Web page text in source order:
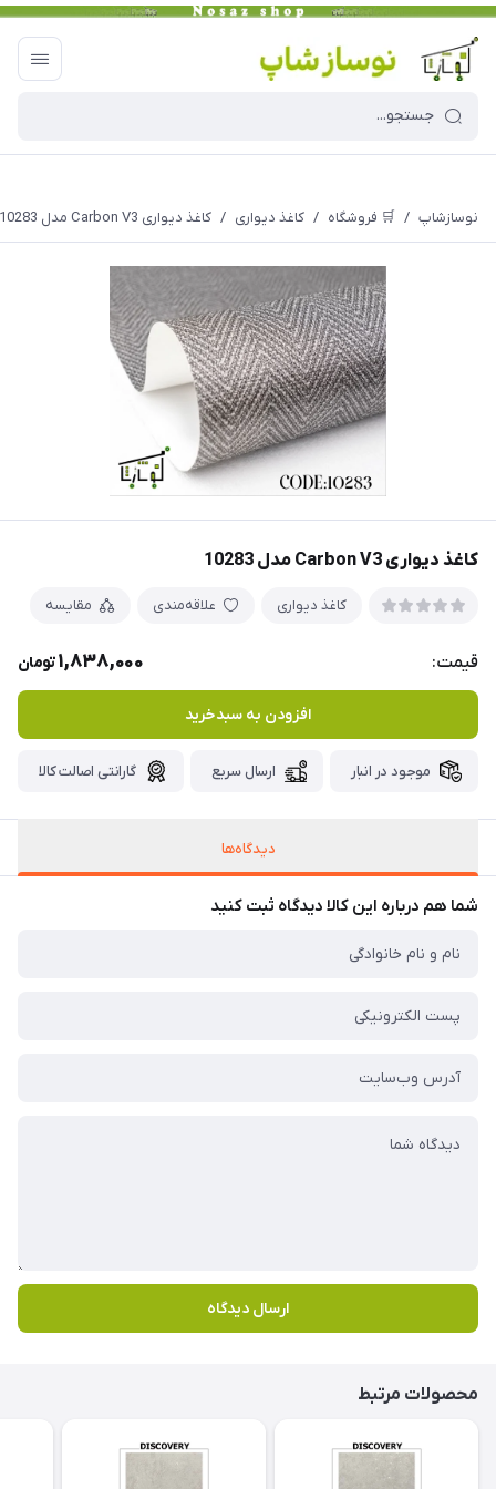
نوسازشاپ / 🛒 فروشگاه / کاغذ دیواری / کاغذ دیواری Carbon V3 مدل 10283
کاغذ دیواری Carbon V3 مدل 10283
کاغذ دیواری علاقه‌مندی مقایسه
قیمت: 1,838,000تومان
افزودن به سبدخرید
موجود در انبار ارسال سریع گارانتی اصالت کالا
دیدگاه‌ها
شما هم درباره این کالا دیدگاه ثبت کنید
ارسال دیدگاه
محصولات مرتبط